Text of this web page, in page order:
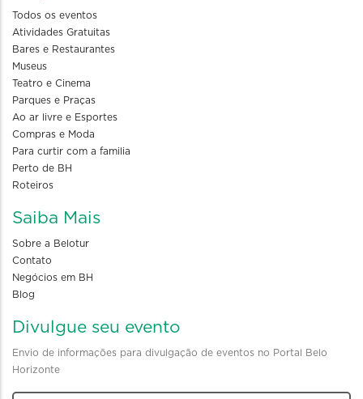
Todos os eventos
Atividades Gratuitas
Bares e Restaurantes
Museus
Teatro e Cinema
Parques e Praças
Ao ar livre e Esportes
Compras e Moda
Para curtir com a familia
Perto de BH
Roteiros
Saiba Mais
Sobre a Belotur
Contato
Negócios em BH
Blog
Divulgue seu evento
Envio de informações para divulgação de eventos no Portal Belo
Horizonte